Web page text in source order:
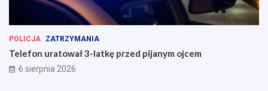
POLICJA ZATRZYMANIA
Telefon uratował 3-latkę przed pijanym ojcem
6 sierpnia 2026